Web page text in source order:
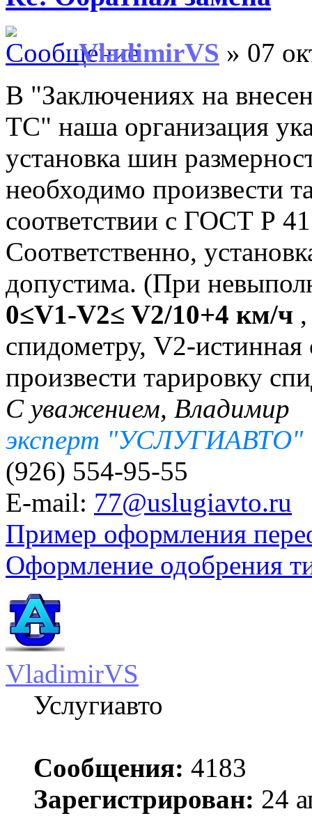
VladimirVS » 07
В "Заключениях на
ТС" наша организация
установка шин
необходимо произвести
соответствии с ГОСТ Р
Соответственно,
допустима. (При
0≤V1-V2≤ V2/10+4 км/ч
спидометру, V2-
произвести тарировку
С уважением, Владимир
эксперт "УСЛУГИАВТО"
(926) 554-95-55
E-mail: 77@uslugiavto.ru
Пример оформления
Оформление одобрения
VladimirVS
Услугиавто
Сообщения: 4183
Зарегистрирован: 24